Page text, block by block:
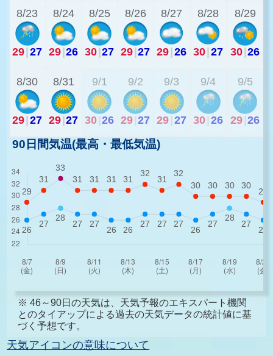
8/23
29 27
8/24
29 26
8/25
30 27
8/26
29 27
8/27
29 26
8/28
30 27
8/29
30 26
8/30
29 27
8/31
29 27
9/1
30 26
9/2
29 27
9/3
29 27
9/4
30 26
9/5
29 26
90日間気温(最高・最低気温)
※ 46～90日の天気は、天気予報のエキスパート機関
とのタイアップによる過去の天気データの統計値に基
づく予想です。
天気アイコンの意味について